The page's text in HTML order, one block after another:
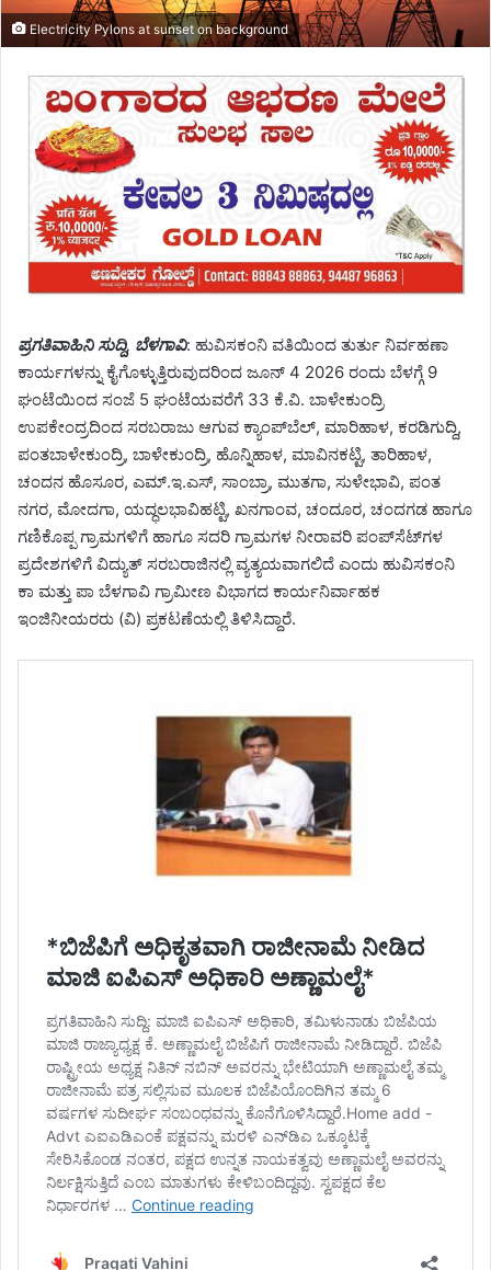
Electricity Pylons at sunset on background
ಪ್ರಗತಿವಾಹಿನಿ ಸುದ್ದಿ, ಬೆಳಗಾವಿ: ಹುವಿಸಕಂನಿ ವತಿಯಿಂದ ತುರ್ತು ನಿರ್ವಹಣಾ
ಕಾರ್ಯಗಳನ್ನು ಕೈಗೊಳ್ಳುತ್ತಿರುವುದರಿಂದ ಜೂನ್ 4 2026 ರಂದು ಬೆಳಗ್ಗೆ 9
ಘಂಟೆಯಿಂದ ಸಂಜೆ 5 ಘಂಟೆಯವರೆಗೆ 33 ಕೆ.ವಿ. ಬಾಳೇಕುಂದ್ರಿ
ಉಪಕೇಂದ್ರದಿಂದ ಸರಬರಾಜು ಆಗುವ ಕ್ಯಾಂಪ್‌ಬೆಲ್, ಮಾರಿಹಾಳ, ಕರಡಿಗುದ್ದಿ,
ಪಂತಬಾಳೇಕುಂದ್ರಿ, ಬಾಳೇಕುಂದ್ರಿ, ಹೊನ್ನಿಹಾಳ, ಮಾವಿನಕಟ್ಟಿ, ತಾರಿಹಾಳ,
ಚಂದನ ಹೊಸೂರ, ಎಮ್.ಇ.ಎಸ್, ಸಾಂಬ್ರಾ, ಮುತಗಾ, ಸುಳೇಭಾವಿ, ಪಂತ
ನಗರ, ಮೋದಗಾ, ಯದ್ಧಲಭಾವಿಹಟ್ಟಿ, ಖನಗಾಂವ, ಚಂದೂರ, ಚಂದಗಡ ಹಾಗೂ
ಗಣಿಕೊಪ್ಪ ಗ್ರಾಮಗಳಿಗೆ ಹಾಗೂ ಸದರಿ ಗ್ರಾಮಗಳ ನೀರಾವರಿ ಪಂಪ್‌ಸೆಟ್‌ಗಳ
ಪ್ರದೇಶಗಳಿಗೆ ವಿದ್ಯುತ್ ಸರಬರಾಜಿನಲ್ಲಿ ವ್ಯತ್ಯಯವಾಗಲಿದೆ ಎಂದು ಹುವಿಸಕಂನಿ
ಕಾ ಮತ್ತು ಪಾ ಬೆಳಗಾವಿ ಗ್ರಾಮೀಣ ವಿಭಾಗದ ಕಾರ್ಯನಿರ್ವಾಹಕ
ಇಂಜಿನೀಯರರು (ವಿ) ಪ್ರಕಟಣೆಯಲ್ಲಿ ತಿಳಿಸಿದ್ದಾರೆ.